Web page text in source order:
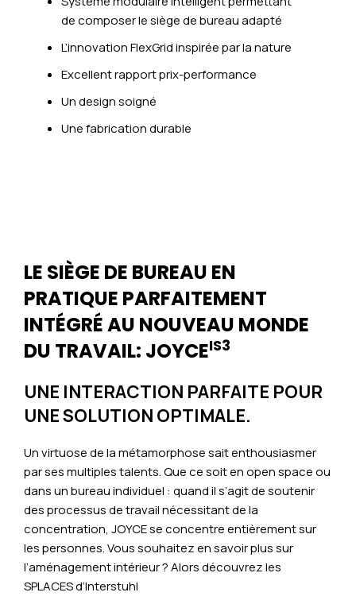
de composer le siège de bureau adapté
L’innovation FlexGrid inspirée par la nature
Excellent rapport prix-performance
Un design soigné
Une fabrication durable
LE SIÈGE DE BUREAU EN
PRATIQUE PARFAITEMENT
INTÉGRÉ AU NOUVEAU MONDE
DU TRAVAIL: JOYCEIS3
UNE INTERACTION PARFAITE POUR
UNE SOLUTION OPTIMALE.
Un virtuose de la métamorphose sait enthousiasmer
par ses multiples talents. Que ce soit en open space ou
dans un bureau individuel : quand il s’agit de soutenir
des processus de travail nécessitant de la
concentration, JOYCE se concentre entièrement sur
les personnes. Vous souhaitez en savoir plus sur
l’aménagement intérieur ? Alors découvrez les
SPLACES d’Interstuhl